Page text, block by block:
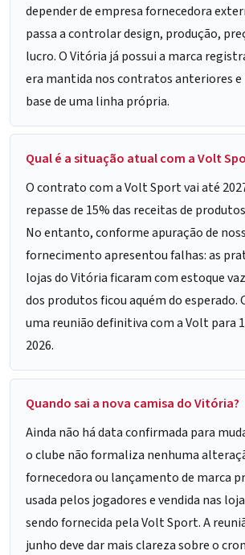
depender de empresa fornecedora
passa a controlar design, produção,
lucro. O Vitória já possui a marca
era mantida nos contratos anteriores e
base de uma linha própria.
Qual é a situação atual com a Volt
O contrato com a Volt Sport vai até
repasse de 15% das receitas de
No entanto, conforme apuração de
fornecimento apresentou falhas: as
lojas do Vitória ficaram com estoque
dos produtos ficou aquém do esperado.
uma reunião definitiva com a Volt para
2026.
Quando sai a nova camisa do Vitória?
Ainda não há data confirmada para
o clube não formaliza nenhuma
fornecedora ou lançamento de marca
usada pelos jogadores e vendida nas
sendo fornecida pela Volt Sport. A
junho deve dar mais clareza sobre o